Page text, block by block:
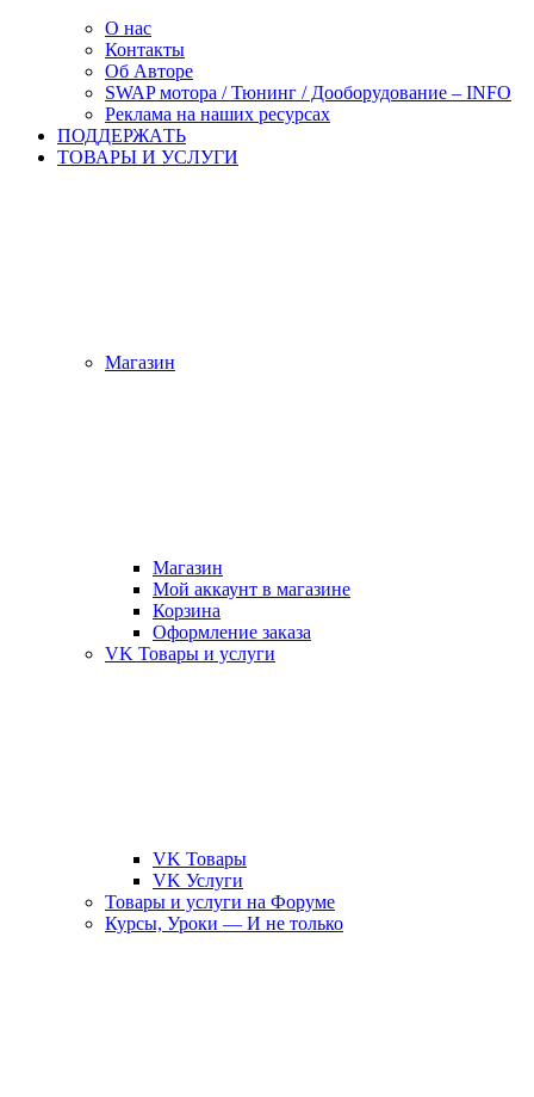
О нас
Контакты
Об Авторе
SWAP мотора / Тюнинг / Дооборудование – INFO
Реклама на наших ресурсах
ПОДДЕРЖАTЬ
ТОВАРЫ И УСЛУГИ
Магазин
Магазин
Мой аккаунт в магазине
Корзина
Оформление заказа
VK Товары и услуги
VK Товары
VK Услуги
Товары и услуги на Форуме
Курсы, Уроки — И не только